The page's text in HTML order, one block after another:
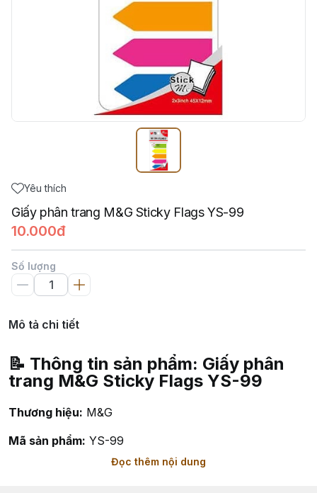
Yêu thích
Giấy phân trang M&G Sticky Flags YS-99
10.000đ
Số lượng
Mô tả chi tiết
📝 Thông tin sản phẩm: Giấy phân
trang M&G Sticky Flags YS-99
Thương hiệu: M&G
Mã sản phẩm: YS-99
5 màu / 20 tờ mỗi màu (tổng 100 tờ)
Đọc thêm nội dung